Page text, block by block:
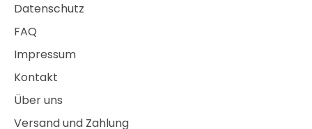
Datenschutz
FAQ
Impressum
Kontakt
Über uns
Versand und Zahlung